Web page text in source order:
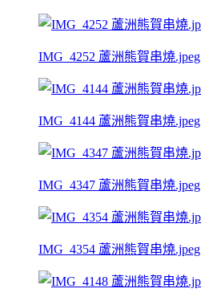
IMG_4252 蘆洲熊賀串燒.jpeg
IMG_4144 蘆洲熊賀串燒.jpeg
IMG_4347 蘆洲熊賀串燒.jpeg
IMG_4354 蘆洲熊賀串燒.jpeg